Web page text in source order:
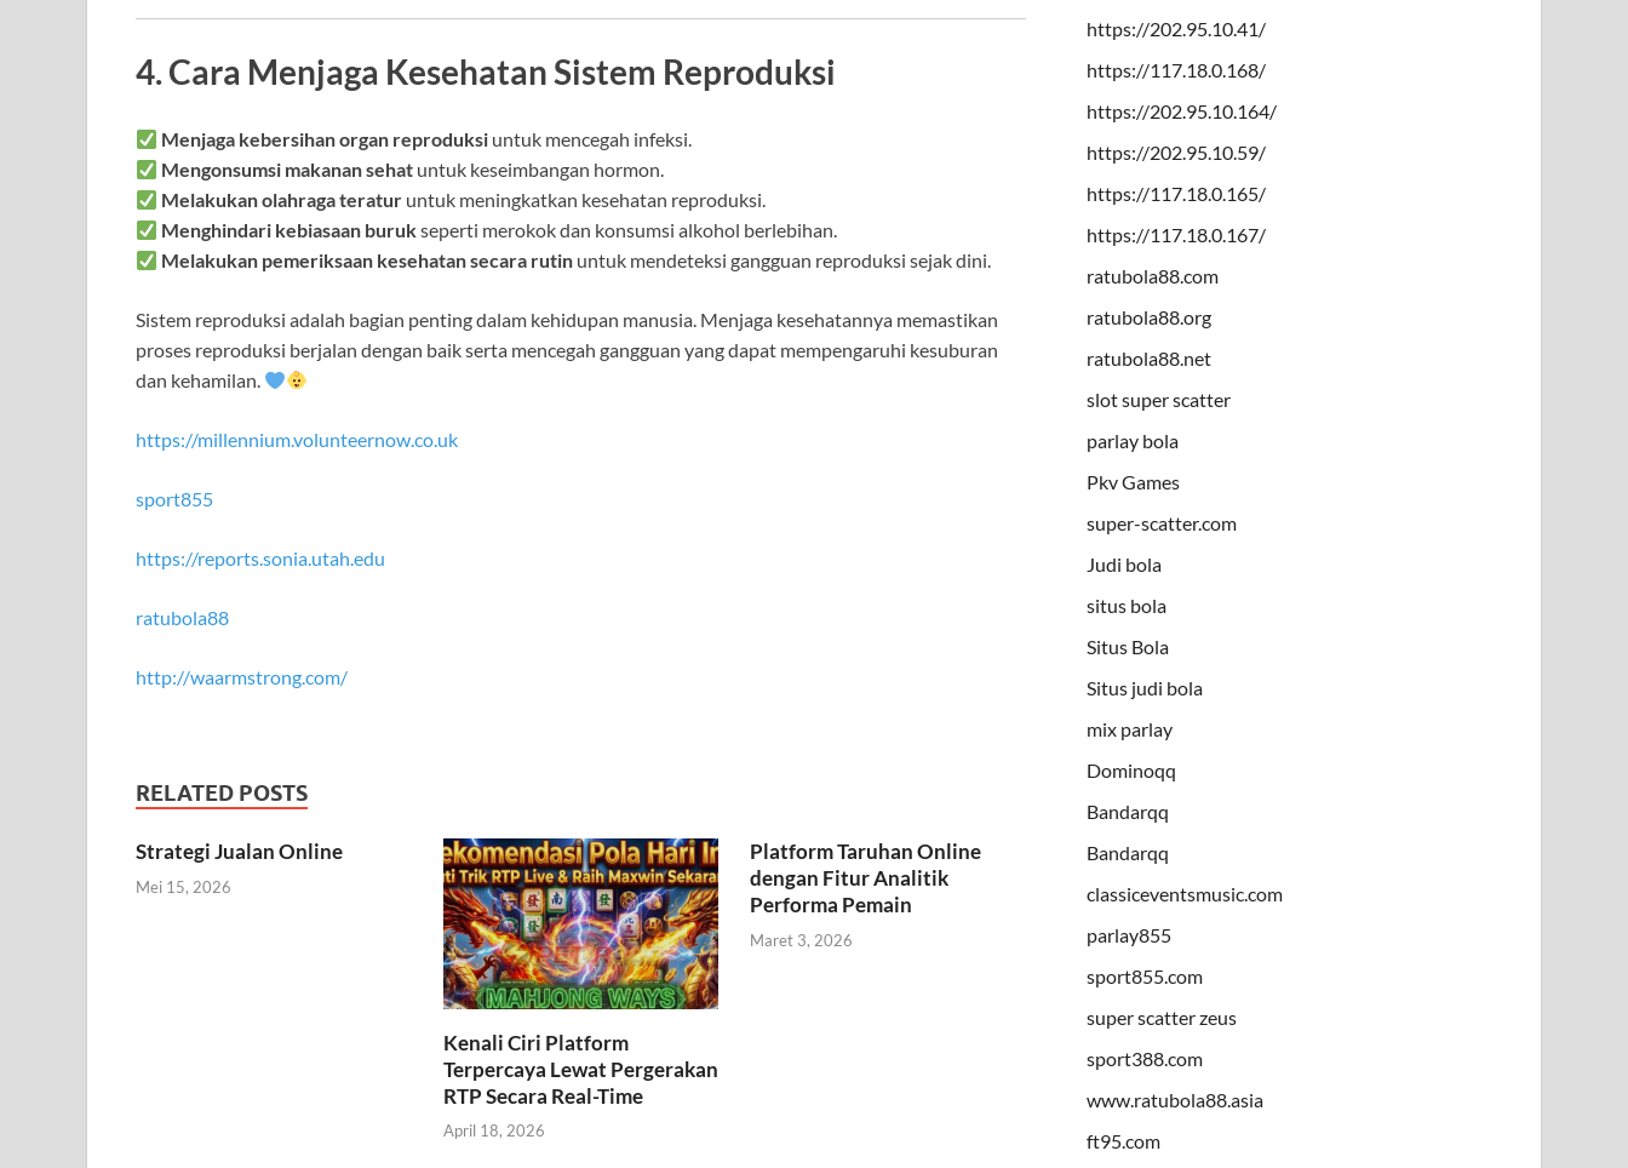
4. Cara Menjaga Kesehatan Sistem Reproduksi
Menjaga kebersihan organ reproduksi untuk mencegah infeksi.
Mengonsumsi makanan sehat untuk keseimbangan hormon.
Melakukan olahraga teratur untuk meningkatkan kesehatan reproduksi.
Menghindari kebiasaan burukseperti merokok dan konsumsi alkohol berlebihan.
Melakukan pemeriksaan kesehatan secara rutin untuk mendeteksi gangguan reproduksi sejak dini.
Sistem reproduksi adalah bagian penting dalam kehidupan manusia. Menjaga kesehatannya memastikan
proses reproduksi berjalan dengan baik serta mencegah gangguan yang dapat mempengaruhi kesuburan
dan kehamilan.
https://millennium.volunteernow.co.uk
sport855
https://reports.sonia.utah.edu
ratubola88
http://waarmstrong.com/
RELATED POSTS
Strategi Jualan Online
Mei 15, 2026
Kenali Ciri Platform
Terpercaya Lewat Pergerakan
RTP Secara Real-Time
April 18, 2026
Platform Taruhan Online
dengan Fitur Analitik
Performa Pemain
Maret 3, 2026
https://202.95.10.41/
https://117.18.0.168/
https://202.95.10.164/
https://202.95.10.59/
https://117.18.0.165/
https://117.18.0.167/
ratubola88.com
ratubola88.org
ratubola88.net
slot super scatter
parlay bola
Pkv Games
super-scatter.com
Judi bola
situs bola
Situs Bola
Situs judi bola
mix parlay
Dominoqq
Bandarqq
Bandarqq
classiceventsmusic.com
parlay855
sport855.com
super scatter zeus
sport388.com
www.ratubola88.asia
ft95.com